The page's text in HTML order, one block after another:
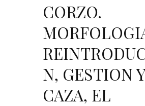
CORZO.
N, GESTION Y
CAZA, EL